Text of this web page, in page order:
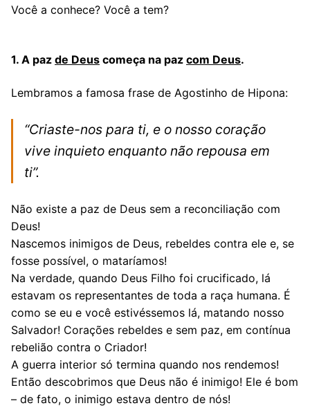
Você a conhece? Você a tem?
1. A paz de Deus começa na paz com Deus.
Lembramos a famosa frase de Agostinho de Hipona:
“Criaste-nos para ti, e o nosso coração
vive inquieto enquanto não repousa em
ti”.
Não existe a paz de Deus sem a reconciliação com
Deus!
Nascemos inimigos de Deus, rebeldes contra ele e, se
fosse possível, o mataríamos!
Na verdade, quando Deus Filho foi crucificado, lá
estavam os representantes de toda a raça humana. É
como se eu e você estivéssemos lá, matando nosso
Salvador! Corações rebeldes e sem paz, em contínua
rebelião contra o Criador!
A guerra interior só termina quando nos rendemos!
Então descobrimos que Deus não é inimigo! Ele é bom
– de fato, o inimigo estava dentro de nós!